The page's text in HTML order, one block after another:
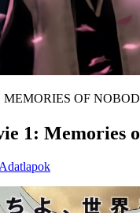
OF
1: Memories